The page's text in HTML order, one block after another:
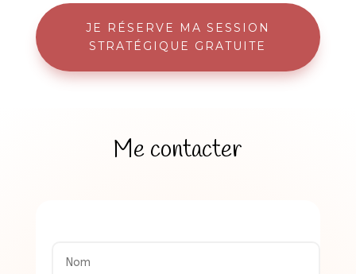
JE RÉSERVE MA SESSION
STRATÉGIQUE GRATUITE
Me contacter